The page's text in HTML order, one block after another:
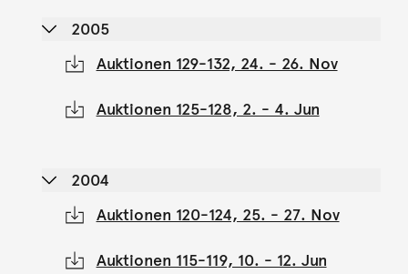
2005
Auktionen 129-132, 24. - 26. Nov
Auktionen 125-128, 2. - 4. Jun
2004
Auktionen 120-124, 25. - 27. Nov
Auktionen 115-119, 10. - 12. Jun